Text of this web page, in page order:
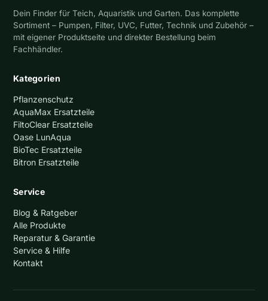
Dein Finder für Teich, Aquaristik und Garten. Das komplette
Sortiment – Pumpen, Filter, UVC, Futter, Technik und Zubehör –
mit eigener Produktseite und direkter Bestellung beim
Fachhändler.
Kategorien
Pflanzenschutz
AquaMax Ersatzteile
FiltoClear Ersatzteile
Oase LunAqua
BioTec Ersatzteile
Bitron Ersatzteile
Service
Blog & Ratgeber
Alle Produkte
Reparatur & Garantie
Service & Hilfe
Kontakt